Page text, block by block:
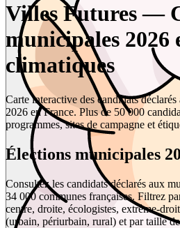
Villes Futures —
municipales 2026
climatiques
Carte interactive des candidats
2026 en France. Plus de 50 000
programmes, sites de campagne et
Élections municipales
Consultez les candidats déclarés aux
34 000 communes françaises. Filtrez
centre, droite, écologistes, extrême-
(urbain, périurbain, rural) et par taille